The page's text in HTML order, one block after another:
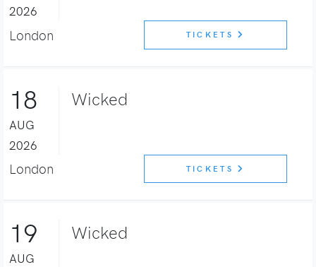
2026
London TICKETS
18
AUG
2026
Wicked
London TICKETS
19
AUG
Wicked